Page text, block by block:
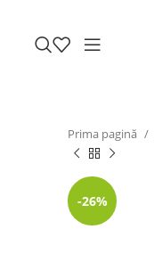
Prima pagină
-26%